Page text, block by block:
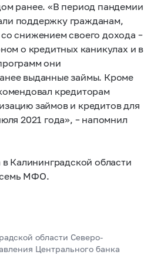
ранее. «В период пандемии
поддержку гражданам,
снижением своего дохода –
о кредитных каникулах и в
они
выданные займы. Кроме
кредиторам
займов и кредитов для
2021 года», – напомнил
Калининградской области
МФО.
области Северо-
Центрального банка